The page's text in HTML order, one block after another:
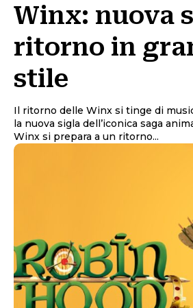
Winx: nuova
ritorno in
stile
Il ritorno delle Winx si tinge di
la nuova sigla dell’iconica saga animata Il mondo
Winx si prepara a un ritorno...